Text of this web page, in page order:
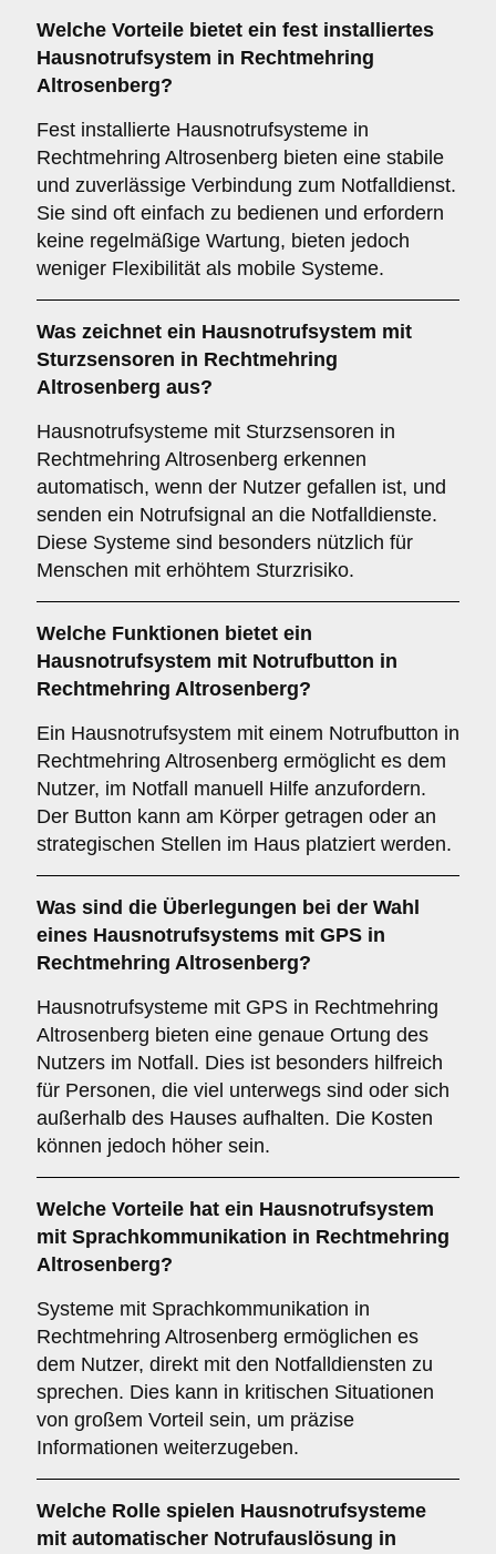
Welche Vorteile bietet ein fest installiertes
Hausnotrufsystem in Rechtmehring
Altrosenberg?
Fest installierte Hausnotrufsysteme in
Rechtmehring Altrosenberg bieten eine stabile
und zuverlässige Verbindung zum Notfalldienst.
Sie sind oft einfach zu bedienen und erfordern
keine regelmäßige Wartung, bieten jedoch
weniger Flexibilität als mobile Systeme.
Was zeichnet ein Hausnotrufsystem mit
Sturzsensoren in Rechtmehring
Altrosenberg aus?
Hausnotrufsysteme mit Sturzsensoren in
Rechtmehring Altrosenberg erkennen
automatisch, wenn der Nutzer gefallen ist, und
senden ein Notrufsignal an die Notfalldienste.
Diese Systeme sind besonders nützlich für
Menschen mit erhöhtem Sturzrisiko.
Welche Funktionen bietet ein
Hausnotrufsystem mit Notrufbutton in
Rechtmehring Altrosenberg?
Ein Hausnotrufsystem mit einem Notrufbutton in
Rechtmehring Altrosenberg ermöglicht es dem
Nutzer, im Notfall manuell Hilfe anzufordern.
Der Button kann am Körper getragen oder an
strategischen Stellen im Haus platziert werden.
Was sind die Überlegungen bei der Wahl
eines Hausnotrufsystems mit GPS in
Rechtmehring Altrosenberg?
Hausnotrufsysteme mit GPS in Rechtmehring
Altrosenberg bieten eine genaue Ortung des
Nutzers im Notfall. Dies ist besonders hilfreich
für Personen, die viel unterwegs sind oder sich
außerhalb des Hauses aufhalten. Die Kosten
können jedoch höher sein.
Welche Vorteile hat ein Hausnotrufsystem
mit Sprachkommunikation in Rechtmehring
Altrosenberg?
Systeme mit Sprachkommunikation in
Rechtmehring Altrosenberg ermöglichen es
dem Nutzer, direkt mit den Notfalldiensten zu
sprechen. Dies kann in kritischen Situationen
von großem Vorteil sein, um präzise
Informationen weiterzugeben.
Welche Rolle spielen Hausnotrufsysteme
mit automatischer Notrufauslösung in